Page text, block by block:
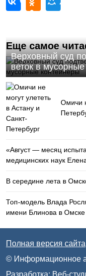
Еще самое
Верховный суд
веток в
Омичи
«Август — месяц
медицинских наук
В середине лета в
Топ-модель Влада
имени Блинова в Омске
Полная версия сайта
© Информационное
Разработка: Веб-